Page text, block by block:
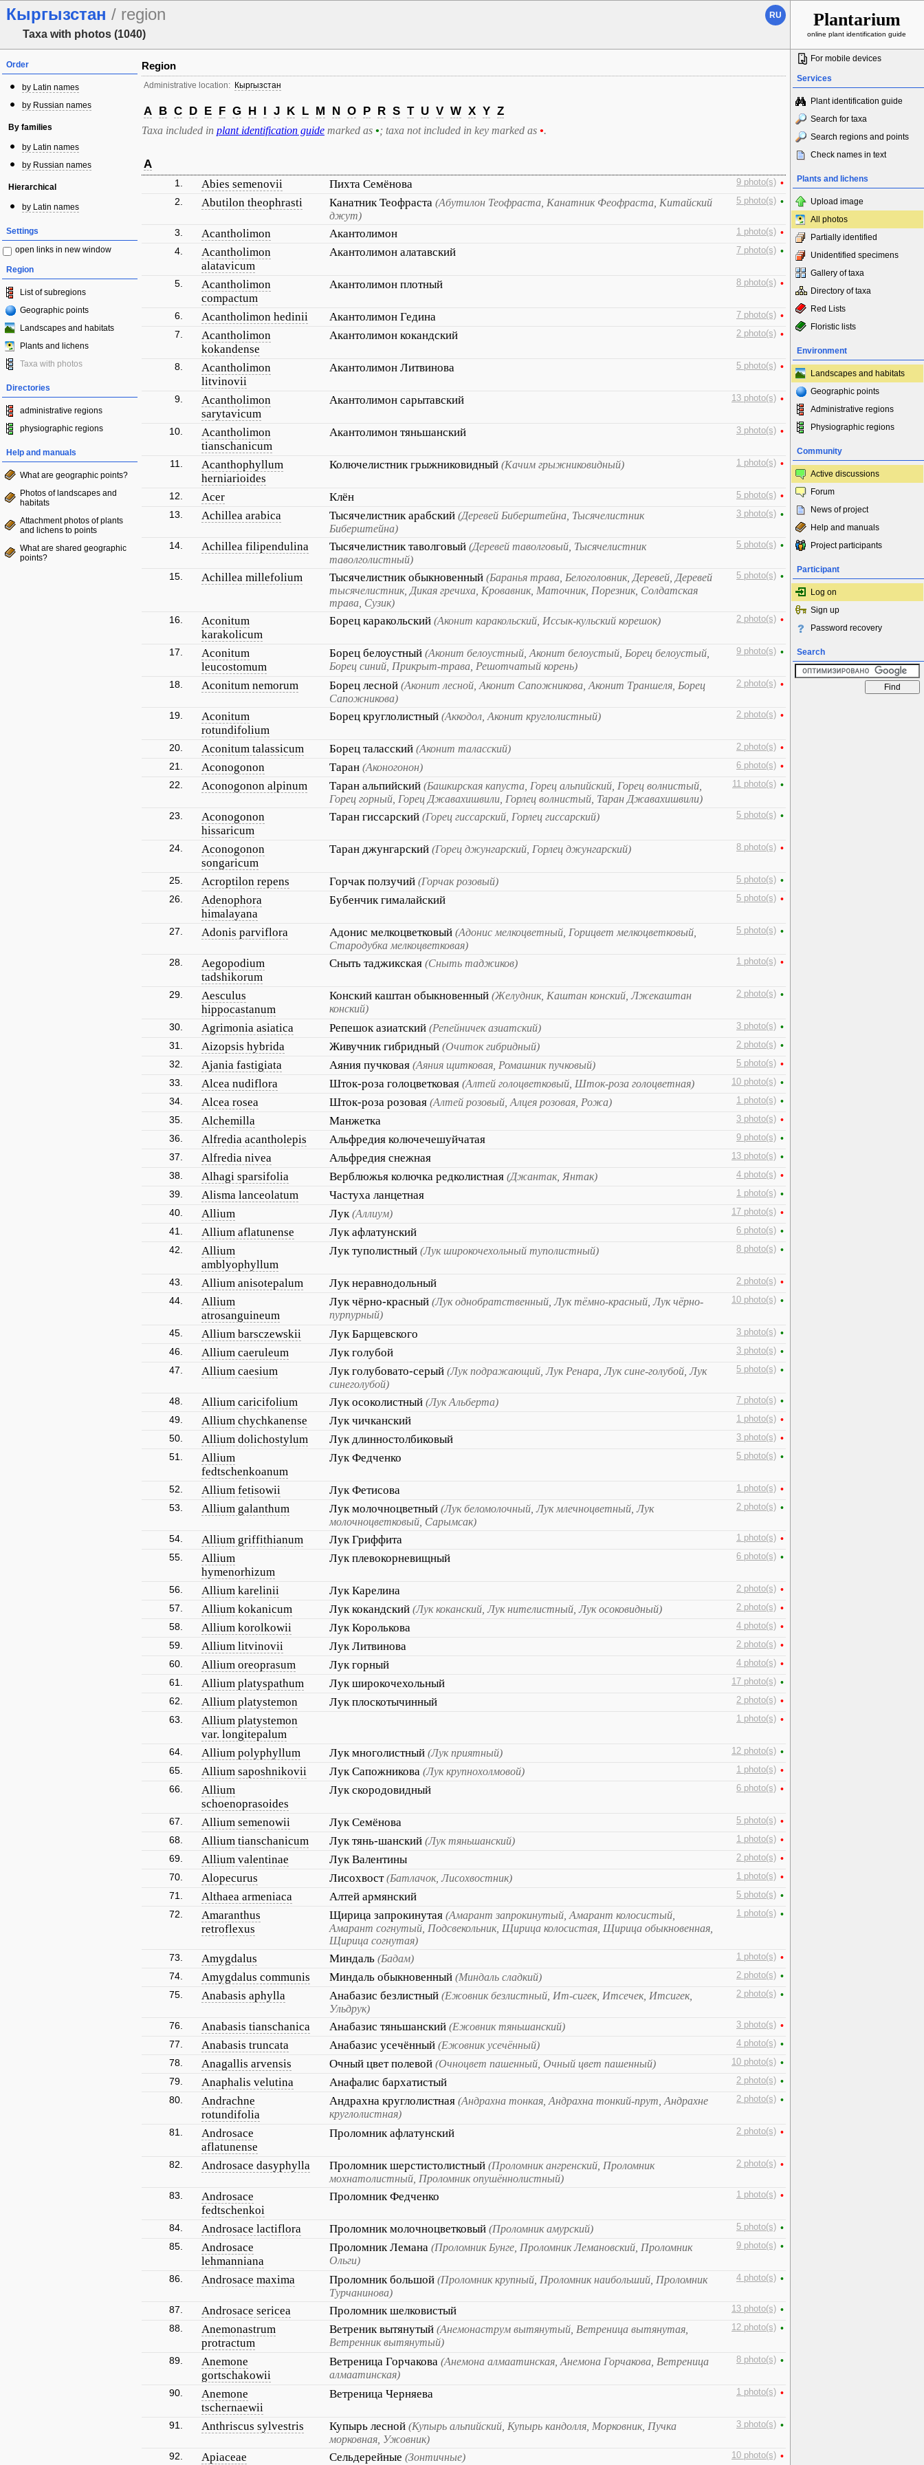
Кыргызстан / region
Taxa with photos (1040)
RU Plantarium
online plant identification guide
Order
by Latin names
by Russian names
By families
by Latin names
by Russian names
Hierarchical
by Latin names
Settings
open links in new window
Region
List of subregions
Geographic points
Landscapes and habitats
Plants and lichens
Taxa with photos
Directories
administrative regions
physiographic regions
Help and manuals
What are geographic points?
Photos of landscapes and
habitats
Attachment photos of plants
and lichens to points
What are shared geographic
points?
Region
Administrative location: Кыргызстан
A B C D E F G H I J K L M N O P R S T U V W X Y Z
Taxa included in plant identification guide marked as •; taxa not included in key marked as •.
A
1. Abies semenovii Пихта Семёнова 9 photo(s) •
2.
Abutilon theophrasti Канатник Теофраста (Абутилон Теофраста, Канатник Феофраста, Китайский
джут)
5 photo(s) •
3. Acantholimon Акантолимон 1 photo(s) •
4.
Acantholimon
alatavicum
Акантолимон алатавский 7 photo(s) •
5.
Acantholimon
compactum
Акантолимон плотный 8 photo(s) •
6. Acantholimon hedinii Акантолимон Гедина 7 photo(s) •
7.
Acantholimon
kokandense
Акантолимон кокандский 2 photo(s) •
8.
Acantholimon
litvinovii
Акантолимон Литвинова 5 photo(s) •
9.
Acantholimon
sarytavicum
Акантолимон сарытавский 13 photo(s) •
10.
Acantholimon
tianschanicum
Акантолимон тяньшанский 3 photo(s) •
11.
Acanthophyllum
herniarioides
Колючелистник грыжниковидный (Качим грыжниковидный) 1 photo(s) •
12. Acer Клён 5 photo(s) •
13.
Achillea arabica Тысячелистник арабский (Деревей Биберштейна, Тысячелистник
Биберштейна)
3 photo(s) •
14. Achillea filipendulina Тысячелистник таволговый (Деревей таволговый, Тысячелистник
таволголистный)
5 photo(s) •
15. Achillea millefolium Тысячелистник обыкновенный (Баранья трава, Белоголовник, Деревей, Деревей
тысячелистник, Дикая гречиха, Кровавник, Маточник, Порезник, Солдатская
трава, Сузик)
5 photo(s) •
16.
Aconitum
karakolicum
Борец каракольский (Аконит каракольский, Иссык-кульский корешок) 2 photo(s) •
17.
Aconitum
leucostomum
Борец белоустный (Аконит белоустный, Аконит белоустый, Борец белоустый,
Борец синий, Прикрыт-трава, Решотчатый корень)
9 photo(s) •
18. Aconitum nemorum Борец лесной (Аконит лесной, Аконит Сапожникова, Аконит Траншеля, Борец
Сапожникова)
2 photo(s) •
19.
Aconitum
rotundifolium
Борец круглолистный (Аккодол, Аконит круглолистный) 2 photo(s) •
20. Aconitum talassicum Борец таласский (Аконит таласский) 2 photo(s) •
21.
Aconogonon Таран (Аконогонон) 6 photo(s) •
22.
Aconogonon alpinum Таран альпийский (Башкирская капуста, Горец альпийский, Горец волнистый,
Горец горный, Горец Джавахишвили, Горлец волнистый, Таран Джавахишвили)
11 photo(s) •
23.
Aconogonon
hissaricum
Таран гиссарский (Горец гиссарский, Горлец гиссарский) 5 photo(s) •
24.
Aconogonon
songaricum
Таран джунгарский (Горец джунгарский, Горлец джунгарский) 8 photo(s) •
25. Acroptilon repens Горчак ползучий (Горчак розовый) 5 photo(s) •
26.
Adenophora
himalayana
Бубенчик гималайский 5 photo(s) •
27. Adonis parviflora Адонис мелкоцветковый (Адонис мелкоцветный, Горицвет мелкоцветковый,
Стародубка мелкоцветковая)
5 photo(s) •
28.
Aegopodium
tadshikorum
Сныть таджикская (Сныть таджиков) 1 photo(s) •
29.
Aesculus
hippocastanum
Конский каштан обыкновенный (Желудник, Каштан конский, Лжекаштан
конский)
2 photo(s) •
30. Agrimonia asiatica Репешок азиатский (Репейничек азиатский) 3 photo(s) •
31.
Aizopsis hybrida Живучник гибридный (Очиток гибридный) 2 photo(s) •
32.
Ajania fastigiata Аяния пучковая (Аяния щитковая, Ромашник пучковый) 5 photo(s) •
33.
Alcea nudiflora Шток-роза голоцветковая (Алтей голоцветковый, Шток-роза голоцветная) 10 photo(s) •
34.
Alcea rosea Шток-роза розовая (Алтей розовый, Алцея розовая, Рожа) 1 photo(s) •
35.
Alchemilla Манжетка 3 photo(s) •
36.
Alfredia acantholepis Альфредия колючечешуйчатая 9 photo(s) •
37.
Alfredia nivea Альфредия снежная 13 photo(s) •
38.
Alhagi sparsifolia Верблюжья колючка редколистная (Джантак, Янтак) 4 photo(s) •
39.
Alisma lanceolatum Частуха ланцетная 1 photo(s) •
40.
Allium Лук(Аллиум) 17 photo(s) •
41.
Allium aflatunense Лук афлатунский 6 photo(s) •
42.
Allium
amblyophyllum
Лук туполистный (Лук широкочехольный туполистный) 8 photo(s) •
43. Allium anisotepalum Лук неравнодольный 2 photo(s) •
44.
Allium
atrosanguineum
Лук чёрно-красный (Лук однобратственный, Лук тёмно-красный, Лук чёрно-
пурпурный)
10 photo(s) •
45. Allium barsczewskii Лук Барщевского 3 photo(s) •
46.
Allium caeruleum Лук голубой 3 photo(s) •
47.
Allium caesium Лук голубовато-серый (Лук подражающий, Лук Ренара, Лук сине-голубой, Лук
синеголубой)
5 photo(s) •
48. Allium caricifolium Лук осоколистный (Лук Альберта) 7 photo(s) •
49.
Allium chychkanense Лук чичканский 1 photo(s) •
50.
Allium dolichostylum Лук длинностолбиковый 3 photo(s) •
51.
Allium
fedtschenkoanum
Лук Федченко 5 photo(s) •
52. Allium fetisowii Лук Фетисова 1 photo(s) •
53.
Allium galanthum Лук молочноцветный (Лук беломолочный, Лук млечноцветный, Лук
молочноцветковый, Сарымсак)
2 photo(s) •
54. Allium griffithianum Лук Гриффита 1 photo(s) •
55.
Allium
hymenorhizum
Лук плевокорневищный 6 photo(s) •
56. Allium karelinii Лук Карелина 2 photo(s) •
57.
Allium kokanicum Лук кокандский (Лук коканский, Лук нителистный, Лук осоковидный) 2 photo(s) •
58.
Allium korolkowii Лук Королькова 4 photo(s) •
59.
Allium litvinovii Лук Литвинова 2 photo(s) •
60.
Allium oreoprasum Лук горный 4 photo(s) •
61.
Allium platyspathum Лук широкочехольный 17 photo(s) •
62.
Allium platystemon Лук плоскотычинный 2 photo(s) •
63.
Allium platystemon
var. longitepalum
1 photo(s) •
64. Allium polyphyllum Лук многолистный (Лук приятный) 12 photo(s) •
65.
Allium saposhnikovii Лук Сапожникова (Лук крупнохолмовой) 1 photo(s) •
66.
Allium
schoenoprasoides
Лук скородовидный 6 photo(s) •
67. Allium semenowii Лук Семёнова 5 photo(s) •
68.
Allium tianschanicum Лук тянь-шанский (Лук тяньшанский) 1 photo(s) •
69.
Allium valentinae Лук Валентины 2 photo(s) •
70.
Alopecurus Лисохвост(Батлачок, Лисохвостник) 1 photo(s) •
71.
Althaea armeniaca Алтей армянский 5 photo(s) •
72.
Amaranthus
retroflexus
Щирица запрокинутая (Амарант запрокинутый, Амарант колосистый,
Амарант согнутый, Подсвекольник, Щирица колосистая, Щирица обыкновенная,
Щирица согнутая)
1 photo(s) •
73. Amygdalus Миндаль (Бадам) 1 photo(s) •
74.
Amygdalus communis Миндаль обыкновенный (Миндаль сладкий) 2 photo(s) •
75.
Anabasis aphylla Анабазис безлистный (Ежовник безлистный, Ит-сигек, Итсечек, Итсигек,
Ульдрук)
2 photo(s) •
76. Anabasis tianschanica Анабазис тяньшанский (Ежовник тяньшанский) 3 photo(s) •
77.
Anabasis truncata Анабазис усечённый (Ежовник усечённый) 4 photo(s) •
78.
Anagallis arvensis Очный цвет полевой (Очноцвет пашенный, Очный цвет пашенный) 10 photo(s) •
79.
Anaphalis velutina Анафалис бархатистый 2 photo(s) •
80.
Andrachne
rotundifolia
Андрахна круглолистная (Андрахна тонкая, Андрахна тонкий-прут, Андрахне
круглолистная)
2 photo(s) •
81.
Androsace
aflatunense
Проломник афлатунский 2 photo(s) •
82. Androsace dasyphylla Проломник шерстистолистный (Проломник ангренский, Проломник
мохнатолистный, Проломник опушённолистный)
2 photo(s) •
83.
Androsace
fedtschenkoi
Проломник Федченко 1 photo(s) •
84. Androsace lactiflora Проломник молочноцветковый (Проломник амурский) 5 photo(s) •
85.
Androsace
lehmanniana
Проломник Лемана (Проломник Бунге, Проломник Лемановский, Проломник
Ольги)
9 photo(s) •
86. Androsace maxima Проломник большой (Проломник крупный, Проломник наибольший, Проломник
Турчанинова)
4 photo(s) •
87. Androsace sericea Проломник шелковистый 13 photo(s) •
88.
Anemonastrum
protractum
Ветреник вытянутый (Анемонаструм вытянутый, Ветреница вытянутая,
Ветренник вытянутый)
12 photo(s) •
89.
Anemone
gortschakowii
Ветреница Горчакова (Анемона алмаатинская, Анемона Горчакова, Ветреница
алмаатинская)
8 photo(s) •
90.
Anemone
tschernaewii
Ветреница Черняева 1 photo(s) •
91. Anthriscus sylvestris Купырь лесной (Купырь альпийский, Купырь кандолля, Морковник, Пучка
морковная, Ужовник)
3 photo(s) •
92. Apiaceae Сельдерейные (Зонтичные) 10 photo(s) •
For mobile devices
Services
Plant identification guide
Search for taxa
Search regions and points
Check names in text
Plants and lichens
Upload image
All photos
Partially identified
Unidentified specimens
Gallery of taxa
Directory of taxa
Red Lists
Floristic lists
Environment
Landscapes and habitats
Geographic points
Administrative regions
Physiographic regions
Community
Active discussions
Forum
News of project
Help and manuals
Project participants
Participant
Log on
Sign up
Password recovery
Search